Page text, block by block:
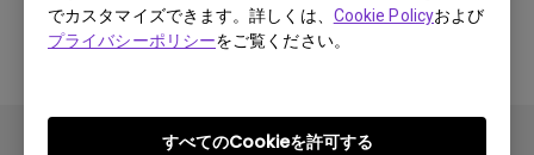
でカスタマイズできます。詳しくは、 Cookie Policyおよび
プライバシーポリシーをご覧ください。
すべてのCookieを許可する
バはありません